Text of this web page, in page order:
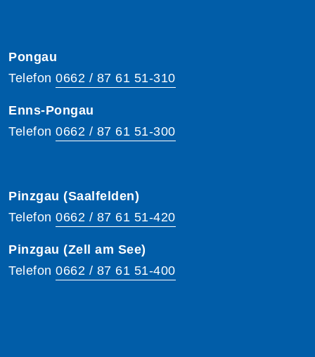
Pongau
Telefon 0662 / 87 61 51-310
Enns-Pongau
Telefon 0662 / 87 61 51-300
Pinzgau (Saalfelden)
Telefon 0662 / 87 61 51-420
Pinzgau (Zell am See)
Telefon 0662 / 87 61 51-400